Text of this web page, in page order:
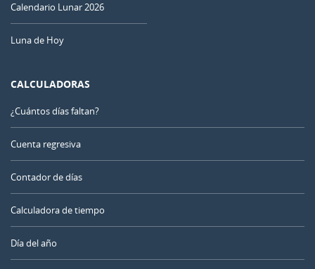
Calendario Lunar 2026
Luna de Hoy
CALCULADORAS
¿Cuántos días faltan?
Cuenta regresiva
Contador de días
Calculadora de tiempo
Día del año